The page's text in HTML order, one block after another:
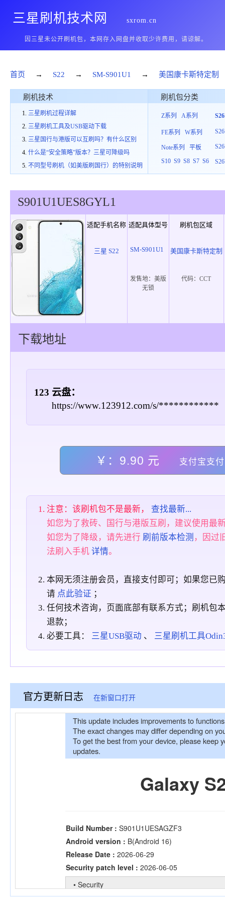
三星刷机技术网 sxrom.cn
因三星未公开刷机包，本网存入网盘并收取少许费用，请谅解。
首页 → S22 → SM-S901U1 → 美国康卡斯特定制
刷机技术
三星刷机过程详解
三星刷机工具及USB驱动下载
三星国行与港版可以互刷吗？有什么区别
什么是“安全策略”版本？三星可降级吗
不同型号刷机（如美版刷国行）的特别说明
刷机包分类
Z系列 A系列
FE系列 W系列
Note系列
平板
S10 S9 S8 S7 S6
S26
S901U1UES8GYL1
适配手机名称 适配具体型号 刷机包区域
三星 S22 SM-S901U1 美国康卡斯特定制
发售地： 美版
无锁
代码：CCT
下载地址
123 云盘：
https://www.123912.com/s/************
￥：9.90 元 支付宝支付
注意：该刷机包不是最新， 查找最新...
如您为了救砖、国行与港版互刷，建议使用最
如您为了降级，请先进行 刷前版本检测 ，因过
法刷入手机详情。
本网无须注册会员，直接支付即可；如果您已
请 点此验证 ；
任何技术咨询，页面底部有联系方式；刷机包
退款；
必要工具： 三星USB驱动 、 三星刷机工具
官方更新日志 在新窗口打开